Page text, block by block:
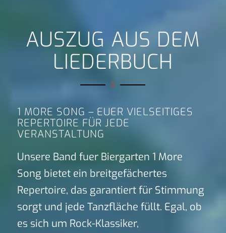
AUSZUG AUS DEM
LIEDERBUCH
1 MORE SONG – EUER VIELSEITIGES
REPERTOIRE FÜR JEDE
VERANSTALTUNG
Unsere Band fuer Biergarten 1 More
Song bietet ein breitgefächertes
Repertoire, das garantiert für Stimmung
sorgt und jede Tanzfläche füllt. Egal, ob
es sich um Rock-Klassiker,